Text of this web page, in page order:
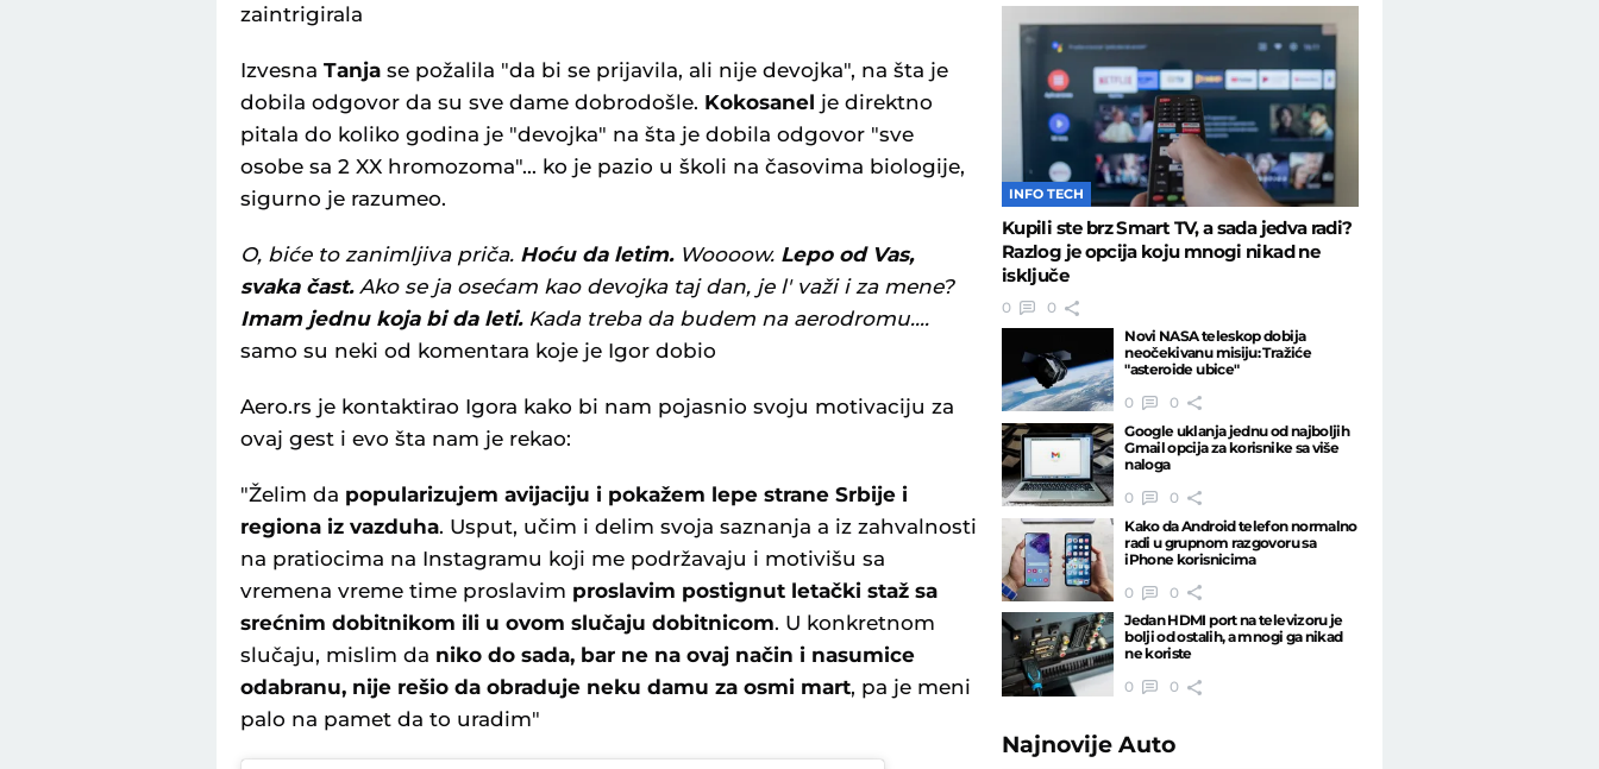
zaintrigirala
Izvesna Tanja se požalila "da bi se prijavila, ali nije devojka", na šta je
dobila odgovor da su sve dame dobrodošle. Kokosanel je direktno
pitala do koliko godina je "devojka" na šta je dobila odgovor "sve
osobe sa 2 XX hromozoma"... ko je pazio u školi na časovima biologije,
sigurno je razumeo.
O, biće to zanimljiva priča. Hoću da letim.Woooow. Lepo od Vas,
svaka čast.Ako se ja osećam kao devojka taj dan, je l' važi i za mene?
Imam jednu koja bi da leti.Kada treba da budem na aerodromu....
samo su neki od komentara koje je Igor dobio
Aero.rs je kontaktirao Igora kako bi nam pojasnio svoju motivaciju za
ovaj gest i evo šta nam je rekao:
"Želim da popularizujem avijaciju i pokažem lepe strane Srbije i
regiona iz vazduha. Usput, učim i delim svoja saznanja a iz zahvalnosti
na pratiocima na Instagramu koji me podržavaju i motivišu sa
vremena vreme time proslavim proslavim postignut letački staž sa
srećnim dobitnikom ili u ovom slučaju dobitnicom. U konkretnom
slučaju, mislim da niko do sada, bar ne na ovaj način i nasumice
odabranu, nije rešio da obraduje neku damu za osmi mart, pa je meni
palo na pamet da to uradim"
INFO TECH
Kupili ste brz Smart TV, a sada jedva radi?
Razlog je opcija koju mnogi nikad ne
isključe
0
0
Novi NASA teleskop dobija
neočekivanu misiju: Tražiće
"asteroide ubice"
0
0
Google uklanja jednu od najboljih
Gmail opcija za korisnike sa više
naloga
0
0
Kako da Android telefon normalno
radi u grupnom razgovoru sa
iPhone korisnicima
0
0
Jedan HDMI port na televizoru je
bolji od ostalih, a mnogi ga nikad
ne koriste
0
0
NajnovijeAuto